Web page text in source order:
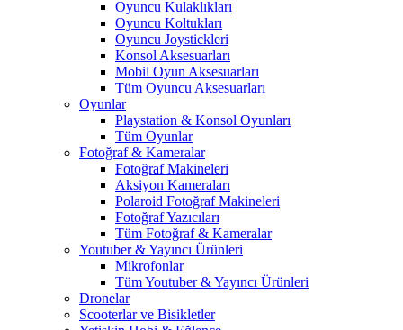
Oyuncu Kulaklıkları
Oyuncu Koltukları
Oyuncu Joystickleri
Konsol Aksesuarları
Mobil Oyun Aksesuarları
Tüm Oyuncu Aksesuarları
Oyunlar
Playstation & Konsol Oyunları
Tüm Oyunlar
Fotoğraf & Kameralar
Fotoğraf Makineleri
Aksiyon Kameraları
Polaroid Fotoğraf Makineleri
Fotoğraf Yazıcıları
Tüm Fotoğraf & Kameralar
Youtuber & Yayıncı Ürünleri
Mikrofonlar
Tüm Youtuber & Yayıncı Ürünleri
Dronelar
Scooterlar ve Bisikletler